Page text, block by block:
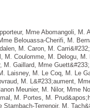
Mme Abomangoli, M.
Belouassa-Cherifi, M.
M. Caron, M.
M. Coulomme, M. Delogu,
M. Gaillard, Mme
Laisney, M. Le Coq, M. Le
M. L&#233;aument,
Meunier, M. Nilor, Mme
M. Portes, M.
Terrenoir, M.